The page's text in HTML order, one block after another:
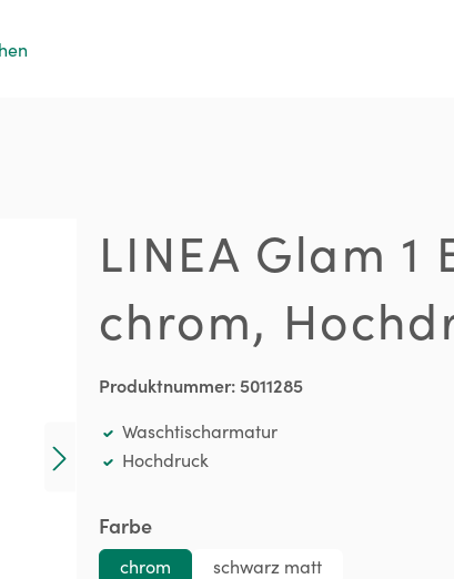
LINEA Glam 1
chrom,
Produktnummer: 5011285
Waschtischarmatur
Hochdruck
Farbeauswählen
chrom schwarz matt